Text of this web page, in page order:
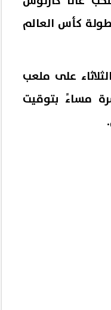
كأس العالم
على ملعب
مساءً بتوقيت
نتيجة المرحلة الأولى